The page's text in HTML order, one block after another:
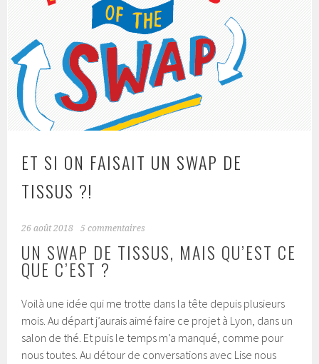
ET SI ON FAISAIT UN SWAP DE
TISSUS ?!
26 août 2018 5 commentaires
UN SWAP DE TISSUS, MAIS QU’EST CE
QUE C’EST ?
Voilà une idée qui me trotte dans la tête depuis plusieurs
mois. Au départ j’aurais aimé faire ce projet à Lyon, dans un
salon de thé. Et puis le temps m’a manqué, comme pour
nous toutes. Au détour de conversations avec Lise nous